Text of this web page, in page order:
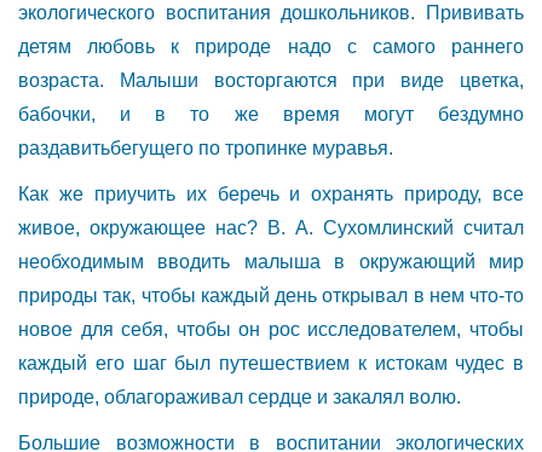
экологического воспитания дошкольников. Прививать
детям любовь к природе надо с самого раннего
возраста. Малыши восторгаются при виде цветка,
бабочки, и в то же время могут бездумно
раздавитьбегущего по тропинке муравья.
Как же приучить их беречь и охранять природу, все
живое, окружающее нас? В. А. Сухомлинский считал
необходимым вводить малыша в окружающий мир
природы так, чтобы каждый день открывал в нем что-то
новое для себя, чтобы он рос исследователем, чтобы
каждый его шаг был путешествием к истокам чудес в
природе, облагораживал сердце и закалял волю.
Большие возможности в воспитании экологических